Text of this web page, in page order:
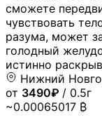
сможете
чувствовать
разума, может
голодный
истинно
Нижний
от 3490₽ / 0.5г
~0.00065017 ₿